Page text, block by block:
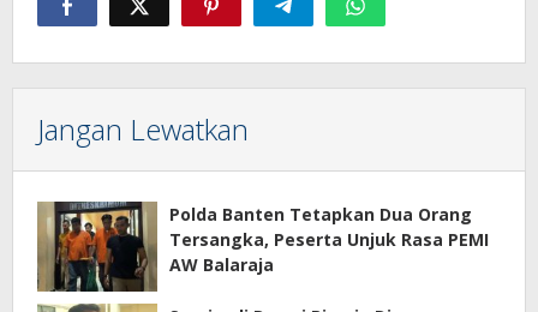
Jangan Lewatkan
Polda Banten Tetapkan Dua Orang
Tersangka, Peserta Unjuk Rasa PEMI
AW Balaraja